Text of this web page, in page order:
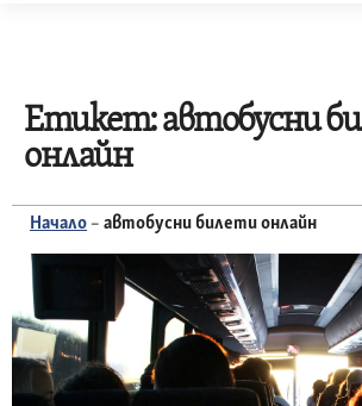
Етикет:автобусни
онлайн
Начало – автобусни билети онлайн